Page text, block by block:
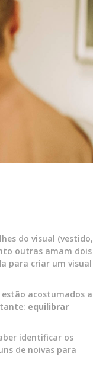
do visual (vestido,
outras amam dois
para criar um visual
estão acostumados a
equilibrar
identificar os
de noivas para